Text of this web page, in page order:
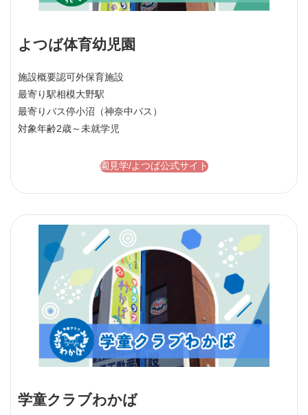
よつば体育幼児園
施設概要認可外保育施設
最寄り駅相模大野駅
最寄りバス停小沼（神奈中バス）
対象年齢2歳～未就学児
園見学/よつば公式サイト
学童クラブわかば